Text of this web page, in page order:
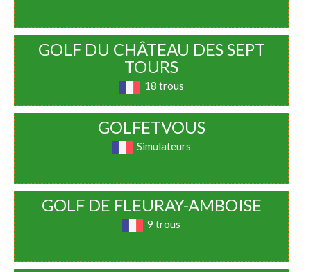
GOLF DU CHÂTEAU DES SEPT
TOURS
18 trous
GOLFETVOUS
Simulateurs
GOLF DE FLEURAY-AMBOISE
9 trous